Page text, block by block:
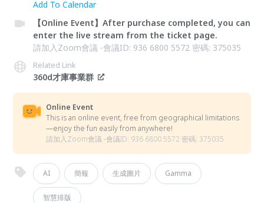
Add To Calendar
【Online Event】After purchase completed, you can
enter the live stream from the ticket page.
請加入Zoom會議 -會議ID: 936 6800 5572 密碼: 375035
Related Link
360d才庫事業群
Online Event
This is an online event, free from geographical limitations
—enjoy the fun easily from anywhere!
請加入Zoom會議 -會議ID: 936 6800 5572 密碼: 375035
AI 簡報 生成圖片 Gamma
智慧排版